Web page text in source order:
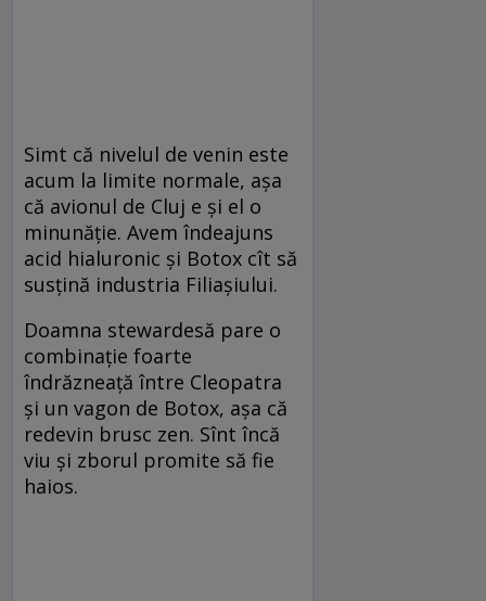
Simt că nivelul de venin este
acum la limite normale, așa
că avionul de Cluj e și el o
minunăție. Avem îndeajuns
acid hialuronic și Botox cît să
susțină industria Filiașiului.
Doamna stewardesă pare o
combinație foarte
îndrăzneață între Cleopatra
și un vagon de Botox, așa că
redevin brusc zen. Sînt încă
viu și zborul promite să fie
haios.